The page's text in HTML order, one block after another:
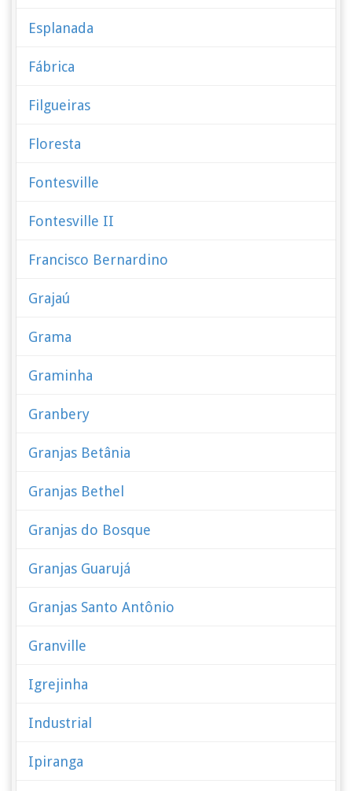
Esplanada
Fábrica
Filgueiras
Floresta
Fontesville
Fontesville II
Francisco Bernardino
Grajaú
Grama
Graminha
Granbery
Granjas Betânia
Granjas Bethel
Granjas do Bosque
Granjas Guarujá
Granjas Santo Antônio
Granville
Igrejinha
Industrial
Ipiranga